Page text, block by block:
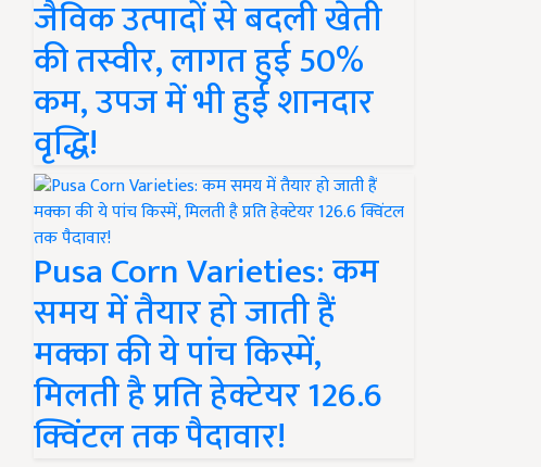
जैविक उत्पादों से बदली खेती
की तस्वीर, लागत हुई 50%
कम, उपज में भी हुई शानदार
वृद्धि!
Pusa Corn Varieties: कम
समय में तैयार हो जाती हैं
मक्का की ये पांच किस्में,
मिलती है प्रति हेक्टेयर 126.6
क्विंटल तक पैदावार!